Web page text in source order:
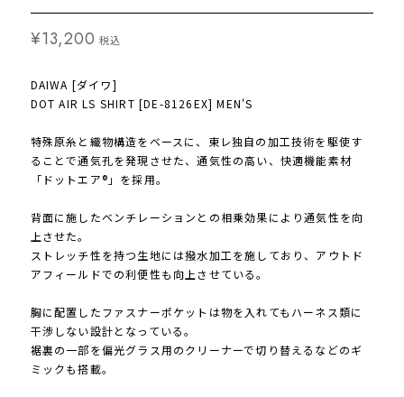
¥13,200 税込
DAIWA [ダイワ]
DOT AIR LS SHIRT [DE-8126EX] MEN'S
特殊原糸と織物構造をベースに、東レ独自の加工技術を駆使す
ることで通気孔を発現させた、通気性の高い、快適機能素材
「ドットエア®」を採用。
背面に施したベンチレーションとの相乗効果により通気性を向
上させた。
ストレッチ性を持つ生地には撥水加工を施しており、アウトド
アフィールドでの利便性も向上させている。
胸に配置したファスナーポケットは物を入れてもハーネス類に
干渉しない設計となっている。
裾裏の一部を偏光グラス用のクリーナーで切り替えるなどのギ
ミックも搭載。